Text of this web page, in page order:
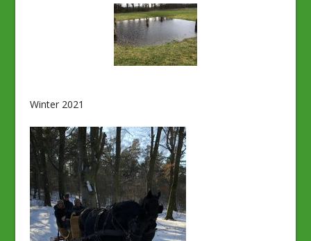
Winter 2021